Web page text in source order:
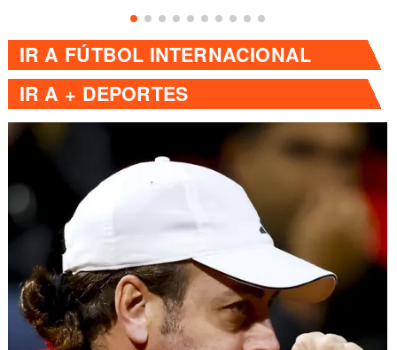
IR A FÚTBOL INTERNACIONAL
IR A + DEPORTES